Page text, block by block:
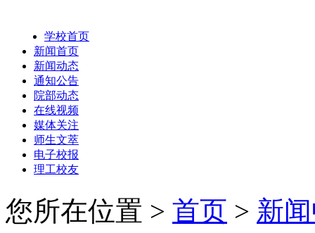
学校首页
新闻首页
新闻动态
通知公告
院部动态
在线视频
媒体关注
师生文萃
电子校报
理工校友
您所在位置 > 首页 > 新